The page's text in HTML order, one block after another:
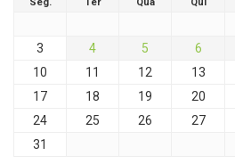
3
4 5 6
10
11 12 13
17
18 19 20
24
25 26 27
31